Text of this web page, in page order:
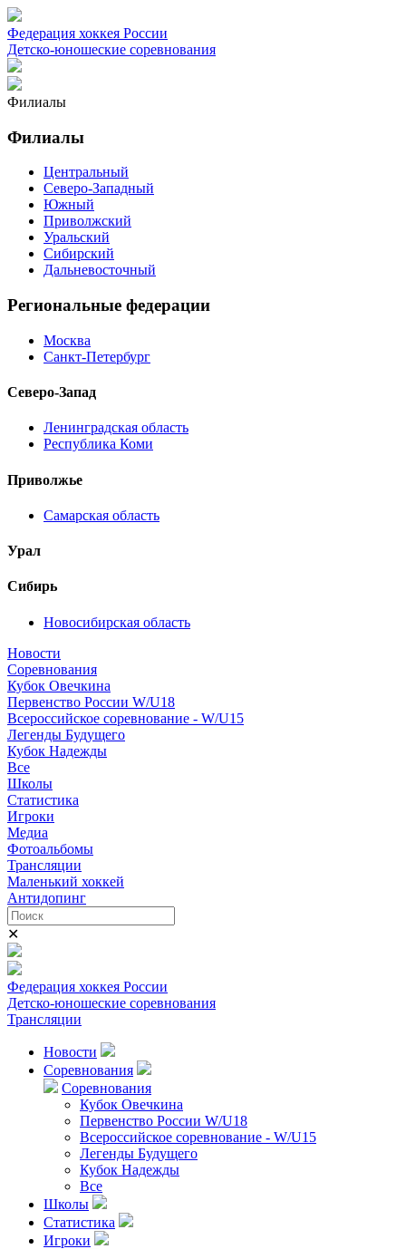
Федерация хоккея России
Детско-юношеские соревнования
Филиалы
Филиалы
Центральный
Северо-Западный
Южный
Приволжский
Уральский
Сибирский
Дальневосточный
Региональные федерации
Москва
Санкт-Петербург
Северо-Запад
Ленинградская область
Республика Коми
Приволжье
Самарская область
Урал
Сибирь
Новосибирская область
Новости
Соревнования
Кубок Овечкина
Первенство России W/U18
Всероссийское соревнование - W/U15
Легенды Будущего
Кубок Надежды
Все
Школы
Статистика
Игроки
Медиа
Фотоальбомы
Трансляции
Маленький хоккей
Антидопинг
✕
Федерация хоккея России
Детско-юношеские соревнования
Трансляции
Новости
Соревнования
Соревнования
Кубок Овечкина
Первенство России W/U18
Всероссийское соревнование - W/U15
Легенды Будущего
Кубок Надежды
Все
Школы
Статистика
Игроки